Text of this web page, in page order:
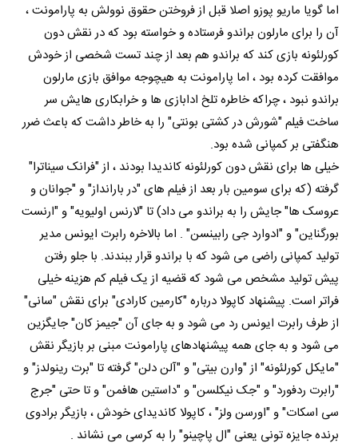
اما گویا ماریو پوزو اصلا قبل از فروختن حقوق نوولش به پارامونت ،
آن را برای مارلون براندو فرستاده و خواسته بود که در نقش دون
کورلئونه بازی کند که براندو هم بعد از چند تست شخصی از خودش
موافقت کرده بود ، اما پارامونت به هیچوجه موافق بازی مارلون
براندو نبود ، چراکه خاطره تلخ ادابازی ها و خرابکاری هایش سر
ساخت فیلم "شورش در کشتی بونتی" را به خاطر داشت که باعث ضرر
هنگفتی بر کمپانی شده بود.
خیلی ها برای نقش دون کورلئونه کاندیدا بودند ، از "فرانک سیناترا"
گرفته (که برای سومین بار بعد از فیلم های "در بارانداز" و "جوانان و
عروسک ها" جایش را به براندو می داد) تا "لارنس اولیویه" و "ارنست
بورگناین" و "ادوارد جی رابینسن" . اما بالاخره رابرت ایونس مدیر
تولید کمپانی راضی می شود که با براندو قرار ببندند. با جلو رفتن
پیش تولید مشخص می شود که قضیه از یک فیلم کم هزینه خیلی
فراتر است. پیشنهاد کاپولا درباره "کارمین کارادی" برای نقش "سانی"
از طرف رابرت ایونس رد می شود و به جای آن "جیمز کان" جایگزین
می شود و به جای همه پیشنهادهای پارامونت مبنی بر بازیگر نقش
"مایکل کورلئونه" از "وارن بیتی" و "آلن دلن" گرفته تا "برت رینولدز" و
"رابرت ردفورد" و "جک نیکلسن" و "داستین هافمن" و تا حتی "جرج
سی اسکات" و "اورسن ولز" ، کاپولا کاندیدای خودش ، بازیگر برادوی
برنده جایزه تونی یعنی "ال پاچینو" را به کرسی می نشاند .